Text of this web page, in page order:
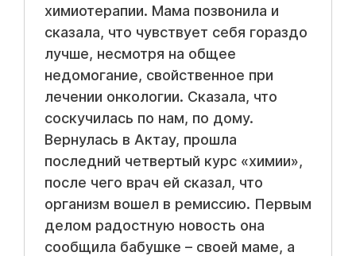
химиотерапии. Мама позвонила и
сказала, что чувствует себя гораздо
лучше, несмотря на общее
недомогание, свойственное при
лечении онкологии. Сказала, что
соскучилась по нам, по дому.
Вернулась в Актау, прошла
последний четвертый курс «химии»,
после чего врач ей сказал, что
организм вошел в ремиссию. Первым
делом радостную новость она
сообщила бабушке – своей маме, а